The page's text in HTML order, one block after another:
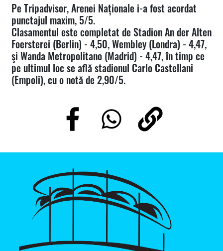
Pe Tripadvisor, Arenei Naționale i-a fost acordat
punctajul maxim, 5/5.
Clasamentul este completat de Stadion An der Alten
Foersterei (Berlin) - 4,50, Wembley (Londra) - 4,47,
şi Wanda Metropolitano (Madrid) - 4,47, în timp ce
pe ultimul loc se află stadionul Carlo Castellani
(Empoli), cu o notă de 2,90/5.